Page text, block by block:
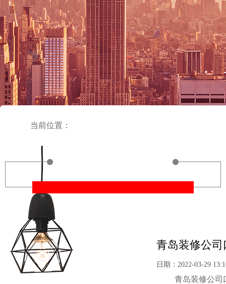
当前位置：
青岛装修公
日期：2022-03-29
青岛装修公司口